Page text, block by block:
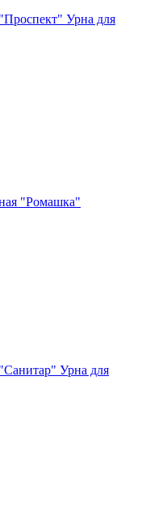
Урна для
"Ромашка"
Урна для